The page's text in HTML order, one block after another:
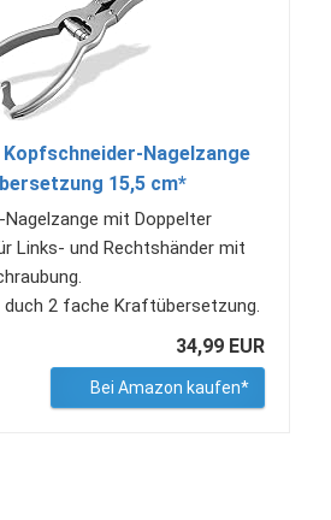
Nagelzange
15,5 cm*
mit Doppelter
Links- und Rechtshänder mit
2 fache Kraftübersetzung.
34,99 EUR
Bei Amazon kaufen*